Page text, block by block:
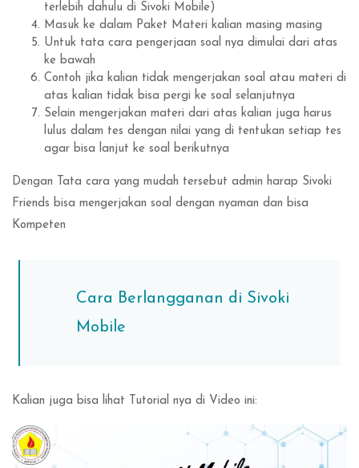
terlebih dahulu di Sivoki Mobile)
Masuk ke dalam Paket Materi kalian masing masing
Untuk tata cara pengerjaan soal nya dimulai dari atas
ke bawah
Contoh jika kalian tidak mengerjakan soal atau materi di
atas kalian tidak bisa pergi ke soal selanjutnya
Selain mengerjakan materi dari atas kalian juga harus
lulus dalam tes dengan nilai yang di tentukan setiap tes
agar bisa lanjut ke soal berikutnya
Dengan Tata cara yang mudah tersebut admin harap Sivoki
Friends bisa mengerjakan soal dengan nyaman dan bisa
Kompeten
Cara Berlangganan di Sivoki
Mobile
Kalian juga bisa lihat Tutorial nya di Video ini: